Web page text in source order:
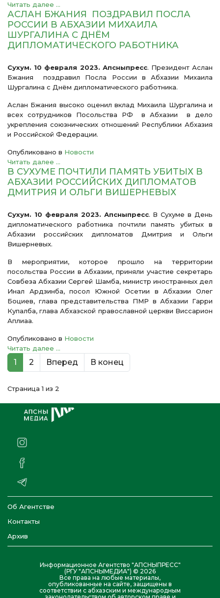
Читать далее ...
АСЛАН БЖАНИЯ ПОЗДРАВИЛ ПОСЛА
РОССИИ В АБХАЗИИ МИХАИЛА
ШУРГАЛИНА С ДНЁМ
ДИПЛОМАТИЧЕСКОГО РАБОТНИКА
Сухум. 10 февраля 2023. Апсныпресс. Президент Аслан
Бжания поздравил Посла России в Абхазии Михаила
Шургалина с Днём дипломатического работника.
Аслан Бжания высоко оценил вклад Михаила Шургалина и
всех сотрудников Посольства РФ в Абхазии в дело
укрепления союзнических отношений Республики Абхазия
и Российской Федерации.
Опубликовано в Новости
Читать далее ...
В СУХУМЕ ПОЧТИЛИ ПАМЯТЬ УБИТЫХ В
АБХАЗИИ РОССИЙСКИХ ДИПЛОМАТОВ
ДМИТРИЯ И ОЛЬГИ ВИШЕРНЕВЫХ
Сухум. 10 февраля 2023. Апсныпресс. В Сухуме в День
дипломатического работника почтили память убитых в
Абхазии российских дипломатов Дмитрия и Ольги
Вишерневых.
В мероприятии, которое прошло на территории
посольства России в Абхазии, приняли участие секретарь
Совбеза Абхазии Сергей Шамба, министр иностранных дел
Инал Ардзинба, посол Южной Осетии в Абхазии Олег
Боциев, глава представительства ПМР в Абхазии Гарри
Купалба, глава Абхазской православной церкви Виссарион
Аплиаа.
Опубликовано в Новости
Читать далее ...
1 2 Вперед В конец
Страница 1 из 2
Об Агентстве
Контакты
Архив
Информационное Агентство "АПСНЫПРЕСС"
(РГУ "АПСНЫМЕДИА") © 2026
Все права на любые материалы,
опубликованные на сайте, защищены в
соответствии с абхазским и международным